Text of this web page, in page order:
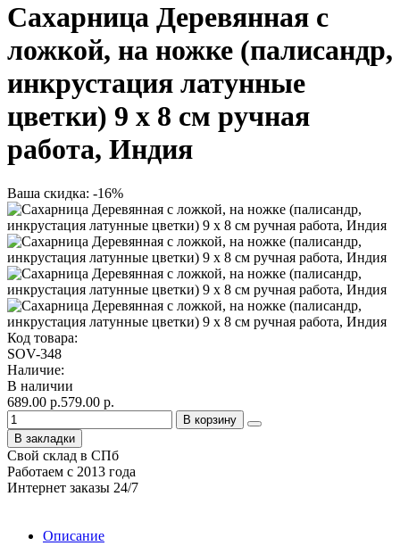
Сахарница Деревянная с
ложкой, на ножке (палисандр,
инкрустация латунные
цветки) 9 х 8 см ручная
работа, Индия
Ваша скидка: -16%
Код товара:
SOV-348
Наличие:
В наличии
689.00 р.579.00 р.
В корзину
В закладки
Свой склад в СПб
Работаем с 2013 года
Интернет заказы 24/7
Описание